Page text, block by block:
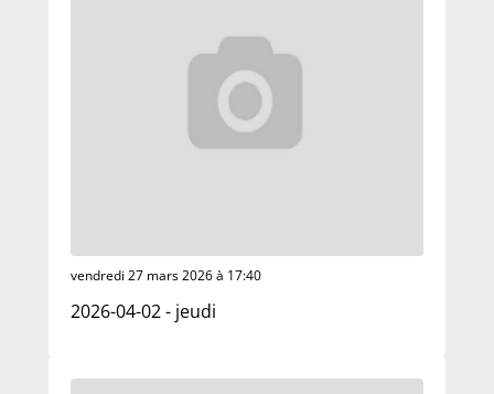
vendredi 27 mars 2026 à 17:40
2026-04-02 - jeudi